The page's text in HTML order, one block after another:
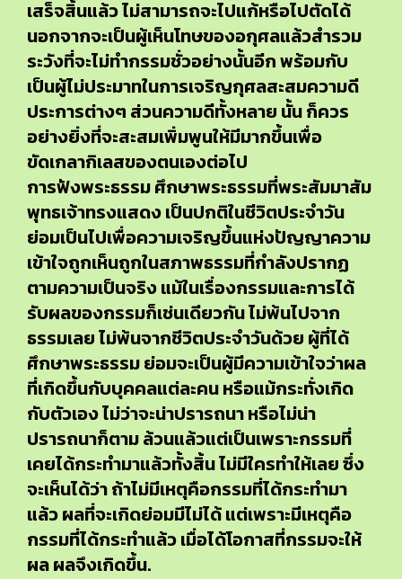
เสร็จสิ้นแล้ว ไม่สามารถจะไปแก้หรือไปตัดได้
นอกจากจะเป็นผู้เห็นโทษของอกุศลแล้วสำรวม
ระวังที่จะไม่ทำกรรมชั่วอย่างนั้นอีก พร้อมกับ
เป็นผู้ไม่ประมาทในการเจริญกุศลสะสมความดี
ประการต่างๆ ส่วนความดีทั้งหลาย นั้น ก็ควร
อย่างยิ่งที่จะสะสมเพิ่มพูนให้มีมากขึ้นเพื่อ
ขัดเกลากิเลสของตนเองต่อไป
การฟังพระธรรม ศึกษาพระธรรมที่พระสัมมาสัม
พุทธเจ้าทรงแสดง เป็นปกติในชีวิตประจำวัน
ย่อมเป็นไปเพื่อความเจริญขึ้นแห่งปัญญาความ
เข้าใจถูกเห็นถูกในสภาพธรรมที่กำลังปรากฏ
ตามความเป็นจริง แม้ในเรื่องกรรมและการได้
รับผลของกรรมก็เช่นเดียวกัน ไม่พ้นไปจาก
ธรรมเลย ไม่พ้นจากชีวิตประจำวันด้วย ผู้ที่ได้
ศึกษาพระธรรม ย่อมจะเป็นผู้มีความเข้าใจว่าผล
ที่เกิดขึ้นกับบุคคลแต่ละคน หรือแม้กระทั่งเกิด
กับตัวเอง ไม่ว่าจะน่าปรารถนา หรือไม่น่า
ปรารถนาก็ตาม ล้วนแล้วแต่เป็นเพราะกรรมที่
เคยได้กระทำมาแล้วทั้งสิ้น ไม่มีใครทำให้เลย ซึ่ง
จะเห็นได้ว่า ถ้าไม่มีเหตุคือกรรมที่ได้กระทำมา
แล้ว ผลที่จะเกิดย่อมมีไม่ได้ แต่เพราะมีเหตุคือ
กรรมที่ได้กระทำแล้ว เมื่อได้โอกาสที่กรรมจะให้
ผล ผลจึงเกิดขึ้น.